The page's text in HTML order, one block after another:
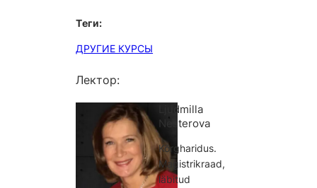
Tеги:
ДРУГИЕ КУРСЫ
Лектор:
Ljudmilla
Nesterova
Kõrgharidus.
Magistrikraad,
läbitud